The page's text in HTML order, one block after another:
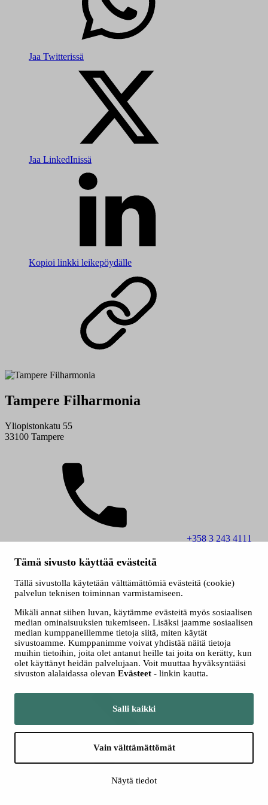
Tämä sivusto käyttää evästeitä
Tällä sivustolla käytetään välttämättömiä evästeitä (cookie)
palvelun teknisen toiminnan varmistamiseen.
Mikäli annat siihen luvan, käytämme evästeitä myös sosiaalisen
median ominaisuuksien tukemiseen. Lisäksi jaamme sosiaalisen
median kumppaneillemme tietoja siitä, miten käytät
sivustoamme. Kumppanimme voivat yhdistää näitä tietoja
muihin tietoihin, joita olet antanut heille tai joita on kerätty, kun
olet käyttänyt heidän palvelujaan. Voit muuttaa hyväksyntääsi
sivuston alalaidassa olevan Evästeet - linkin kautta.
Salli kaikki
Vain välttämättömät
Näytä tiedot
Jaa Twitterissä
Jaa LinkedInissä
Kopioi linkki leikepöydälle
Tampere Filharmonia
Yliopistonkatu 55
33100 Tampere
+358 3 243 4111
Konsertit
Katso kaikki